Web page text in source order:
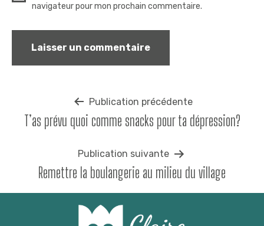
navigateur pour mon prochain commentaire.
Navigation
Publication précédente
T’as prévu quoi comme snacks pour ta dépression?
Publication suivante
Remettre la boulangerie au milieu du village